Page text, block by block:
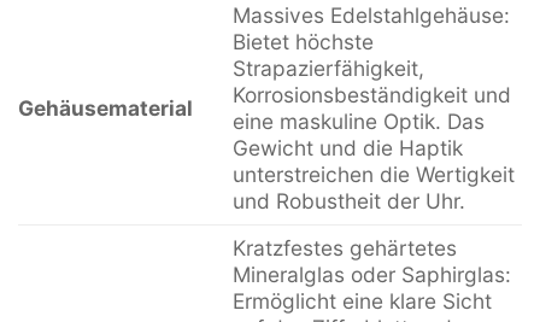
Gehäusematerial
Massives Edelstahlgehäuse:
Bietet höchste
Strapazierfähigkeit,
Korrosionsbeständigkeit und
eine maskuline Optik. Das
Gewicht und die Haptik
unterstreichen die Wertigkeit
und Robustheit der Uhr.
Kratzfestes gehärtetes
Mineralglas oder Saphirglas:
Ermöglicht eine klare Sicht